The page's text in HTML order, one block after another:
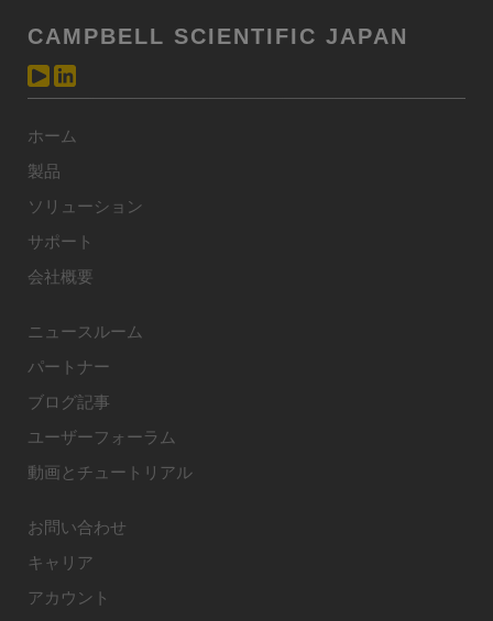
CAMPBELL SCIENTIFIC JAPAN
ホーム
製品
ソリューション
サポート
会社概要
ニュースルーム
パートナー
ブログ記事
ユーザーフォーラム
動画とチュートリアル
お問い合わせ
キャリア
アカウント